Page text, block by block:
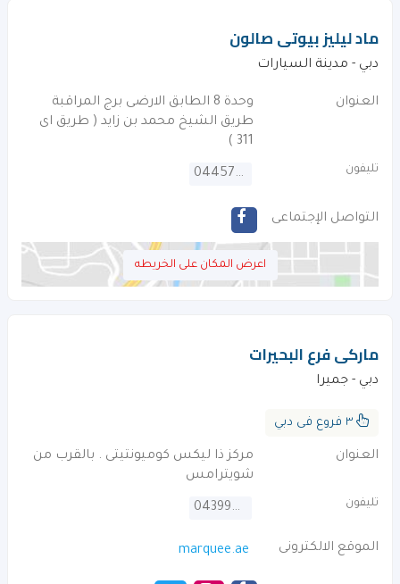
ماد ليليز بيوتى صالون
دبي - مدينة السيارات
العنوان
وحدة 8 الطابق الارضى برج المراقبة
طريق الشيخ محمد بن زايد ( طريق اى
311 )
تليفون 044571105
التواصل الإجتماعى
اعرض المكان على الخريطه
ماركى فرع البحيرات
دبي - جميرا
العنوان
مركز ذا ليكس كوميونتيتى . بالقرب من
شويترامس
تليفون 043995336
الموقع الالكترونى marquee.ae